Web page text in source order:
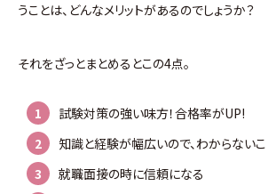
うことは、どんなメリットがあるのでしょうか？
それをざっとまとめるとこの4点。
試験対策の強い味方！合格率がUP!
知識と経験が幅広いので、わからない
就職面接の時に信頼になる